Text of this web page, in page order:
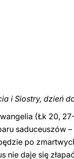
i Siostry, dzień
(Łk 20,
saduceuszów
po
nie daje się